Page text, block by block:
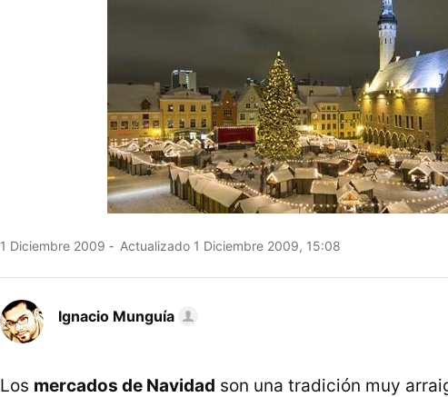
1 Diciembre 2009 Actualizado 1 Diciembre 2009, 15:08
Ignacio Munguía
Los mercados de Navidad son una tradición muy